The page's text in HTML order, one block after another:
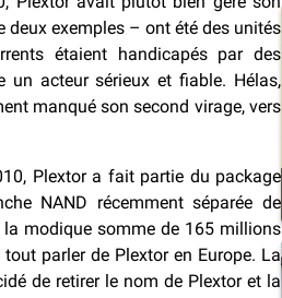
deux exemples – ont été des unités
étaient handicapés par des
un acteur sérieux et fiable. Hélas,
manqué son second virage, vers
Plextor a fait partie du package
NAND récemment séparée de
la modique somme de 165 millions
parler de Plextor en Europe. La
de retirer le nom de Plextor et la